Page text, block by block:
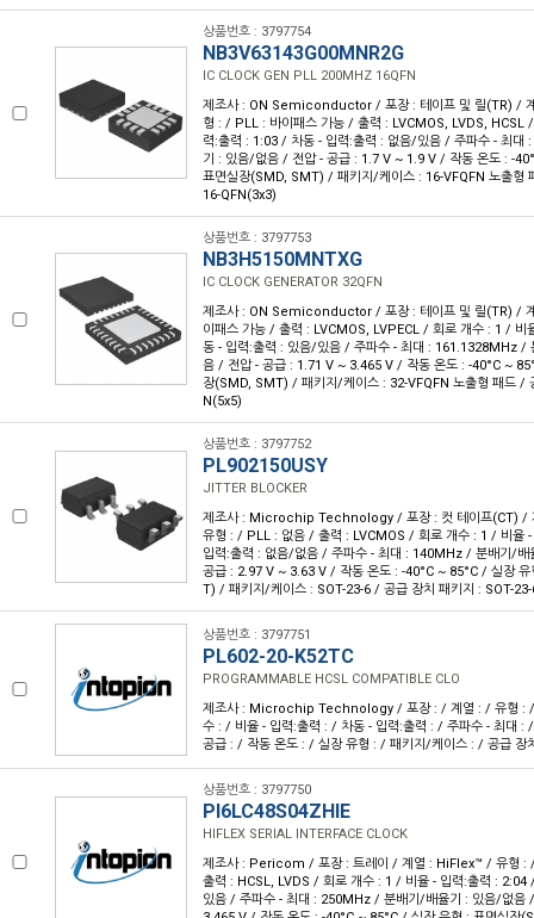
상품번호 : 3797754
NB3V63143G00MNR2G
IC CLOCK GEN PLL 200MHZ 16QFN
제조사 : ON Semiconductor / 포장 : 테이프 및 릴(TR) /
형 : / PLL : 바이패스 가능 / 출력 : LVCMOS, LVDS, HCSL
력:출력 : 1:03 / 차동 - 입력:출력 : 없음/있음 / 주파수 - 최
기 : 있음/없음 / 전압 - 공급 : 1.7 V ~ 1.9 V / 작동 온도 : -
표면실장(SMD, SMT) / 패키지/케이스 : 16-VFQFN 노출형
16-QFN(3x3)
상품번호 : 3797753
NB3H5150MNTXG
IC CLOCK GENERATOR 32QFN
제조사 : ON Semiconductor / 포장 : 테이프 및 릴(TR) /
이패스 가능 / 출력 : LVCMOS, LVPECL / 회로 개수 : 1 / 비
동 - 입력:출력 : 있음/있음 / 주파수 - 최대 : 161.1328MHz /
음 / 전압 - 공급 : 1.71 V ~ 3.465 V / 작동 온도 : -40°C ~
장(SMD, SMT) / 패키지/케이스 : 32-VFQFN 노출형 패드 /
N(5x5)
상품번호 : 3797752
PL902150USY
JITTER BLOCKER
제조사 : Microchip Technology / 포장 : 컷 테이프(CT)
유형 : / PLL : 없음 / 출력 : LVCMOS / 회로 개수 : 1 / 비율
입력:출력 : 없음/없음 / 주파수 - 최대 : 140MHz / 분배기/배
공급 : 2.97 V ~ 3.63 V / 작동 온도 : -40°C ~ 85°C / 실장
T) / 패키지/케이스 : SOT-23-6 / 공급 장치 패키지 : SOT-
상품번호 : 3797751
PL602-20-K52TC
PROGRAMMABLE HCSL COMPATIBLE CLO
제조사 : Microchip Technology / 포장 : / 계열 : / 유형 :
수 : / 비율 - 입력:출력 : / 차동 - 입력:출력 : / 주파수 - 최대 :
공급 : / 작동 온도 : / 실장 유형 : / 패키지/케이스 : / 공급 장
상품번호 : 3797750
PI6LC48S04ZHIE
HIFLEX SERIAL INTERFACE CLOCK
제조사 : Pericom / 포장 : 트레이 / 계열 : HiFlex™ / 유형 :
출력 : HCSL, LVDS / 회로 개수 : 1 / 비율 - 입력:출력 : 2:04
있음 / 주파수 - 최대 : 250MHz / 분배기/배율기 : 있음/없음